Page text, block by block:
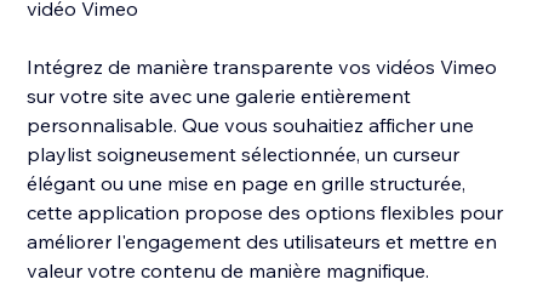
vidéo Vimeo
Intégrez de manière transparente vos vidéos Vimeo
sur votre site avec une galerie entièrement
personnalisable. Que vous souhaitiez afficher une
playlist soigneusement sélectionnée, un curseur
élégant ou une mise en page en grille structurée,
cette application propose des options flexibles pour
améliorer l'engagement des utilisateurs et mettre en
valeur votre contenu de manière magnifique.